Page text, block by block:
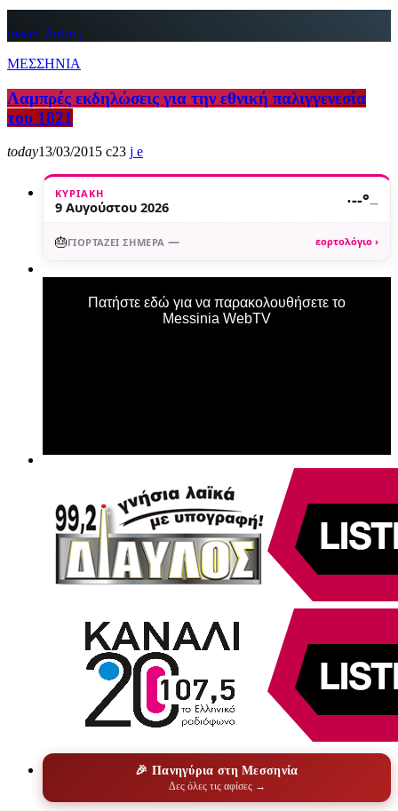
insert_link
ΜΕΣΣΗΝΙΑ
Λαμπρές εκδηλώσεις για την εθνική παλιγγενεσία
του 1821
today13/03/2015 23
ΚΥΡΙΑΚΉ
9 Αυγούστου 2026 ·--°—
🎂ΓΙΟΡΤΆΖΕΙ ΣΉΜΕΡΑ — εορτολόγιο ›
Πατήστε εδώ για να παρακολουθήσετε το
Messinia WebTV
🎉 Πανηγύρια στη Μεσσηνία
Δες όλες τις αφίσες →